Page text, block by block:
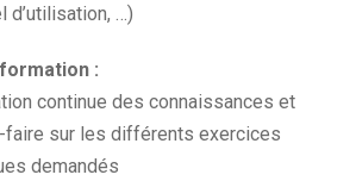
d’utilisation, …)
:
continue des connaissances et
faire sur les différents exercices
demandés